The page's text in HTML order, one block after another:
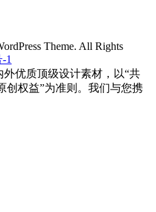
Theme. All Rights
-1
外优质顶级设计素材，以“共
创权益”为准则。我们与您携